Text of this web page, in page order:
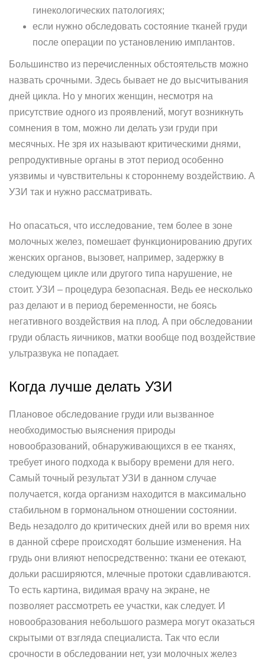
гинекологических патологиях;
если нужно обследовать состояние тканей груди
после операции по установлению имплантов.
Большинство из перечисленных обстоятельств можно
назвать срочными. Здесь бывает не до высчитывания
дней цикла. Но у многих женщин, несмотря на
присутствие одного из проявлений, могут возникнуть
сомнения в том, можно ли делать узи груди при
месячных. Не зря их называют критическими днями,
репродуктивные органы в этот период особенно
уязвимы и чувствительны к стороннему воздействию. А
УЗИ так и нужно рассматривать.
Но опасаться, что исследование, тем более в зоне
молочных желез, помешает функционированию других
женских органов, вызовет, например, задержку в
следующем цикле или другого типа нарушение, не
стоит. УЗИ – процедура безопасная. Ведь ее несколько
раз делают и в период беременности, не боясь
негативного воздействия на плод. А при обследовании
груди область яичников, матки вообще под воздействие
ультразвука не попадает.
Когда лучше делать УЗИ
Плановое обследование груди или вызванное
необходимостью выяснения природы
новообразований, обнаруживающихся в ее тканях,
требует иного подхода к выбору времени для него.
Самый точный результат УЗИ в данном случае
получается, когда организм находится в максимально
стабильном в гормональном отношении состоянии.
Ведь незадолго до критических дней или во время них
в данной сфере происходят большие изменения. На
грудь они влияют непосредственно: ткани ее отекают,
дольки расширяются, млечные протоки сдавливаются.
То есть картина, видимая врачу на экране, не
позволяет рассмотреть ее участки, как следует. И
новообразования небольшого размера могут оказаться
скрытыми от взгляда специалиста. Так что если
срочности в обследовании нет, узи молочных желез